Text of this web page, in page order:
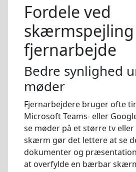
Fordele ved
fjernarbejde
Bedre synlighed
møder
Fjernarbejdere bruger ofte
Microsoft Teams- eller
se møder på et større tv
skærm gør det lettere at se
dokumenter og
at overfylde en bærbar